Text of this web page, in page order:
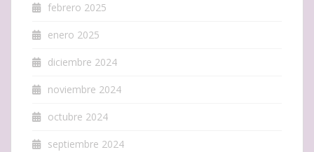
febrero 2025
enero 2025
diciembre 2024
noviembre 2024
octubre 2024
septiembre 2024